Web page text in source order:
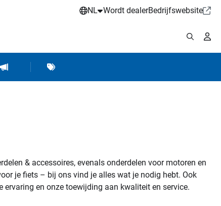
NL Wordt dealerBedrijfswebsite
benodigheden
/ werkplaatsinrichting
marketingMerken
& accessoires, evenals onderdelen voor motoren en
je fiets – bij ons vind je alles wat je nodig hebt. Ook
en onze toewijding aan kwaliteit en service.